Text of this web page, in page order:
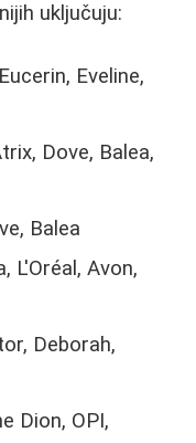
uključuju:
Eveline,
Dove, Balea,
Balea
L'Oréal, Avon,
Deborah,
Dion, OPI,